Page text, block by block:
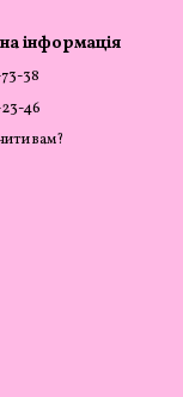
інформація
38
46
вам?